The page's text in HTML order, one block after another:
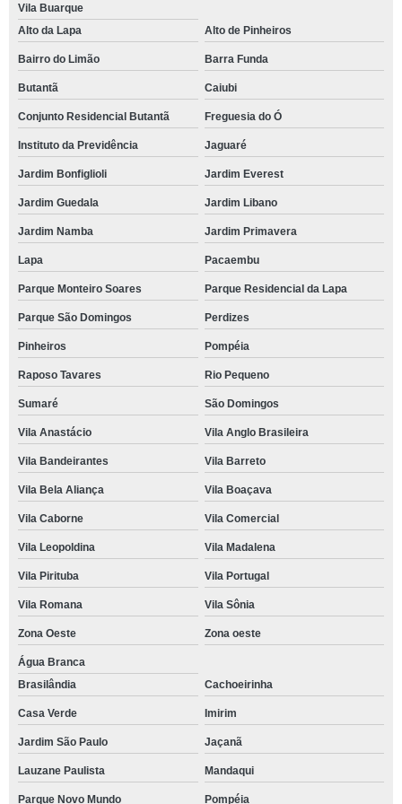
Vila Buarque
Alto da Lapa
Alto de Pinheiros
Bairro do Limão Barra Funda
Butantã Caiubi
Conjunto Residencial Butantã Freguesia do Ó
Instituto da Previdência Jaguaré
Jardim Bonfiglioli Jardim Everest
Jardim Guedala Jardim Libano
Jardim Namba Jardim Primavera
Lapa Pacaembu
Parque Monteiro Soares Parque Residencial da Lapa
Parque São Domingos Perdizes
Pinheiros Pompéia
Raposo Tavares Rio Pequeno
Sumaré São Domingos
Vila Anastácio Vila Anglo Brasileira
Vila Bandeirantes Vila Barreto
Vila Bela Aliança Vila Boaçava
Vila Caborne Vila Comercial
Vila Leopoldina Vila Madalena
Vila Pirituba Vila Portugal
Vila Romana Vila Sônia
Zona Oeste Zona oeste
Água Branca
Brasilândia
Cachoeirinha
Casa Verde Imirim
Jardim São Paulo Jaçanã
Lauzane Paulista Mandaqui
Parque Novo Mundo Pompéia